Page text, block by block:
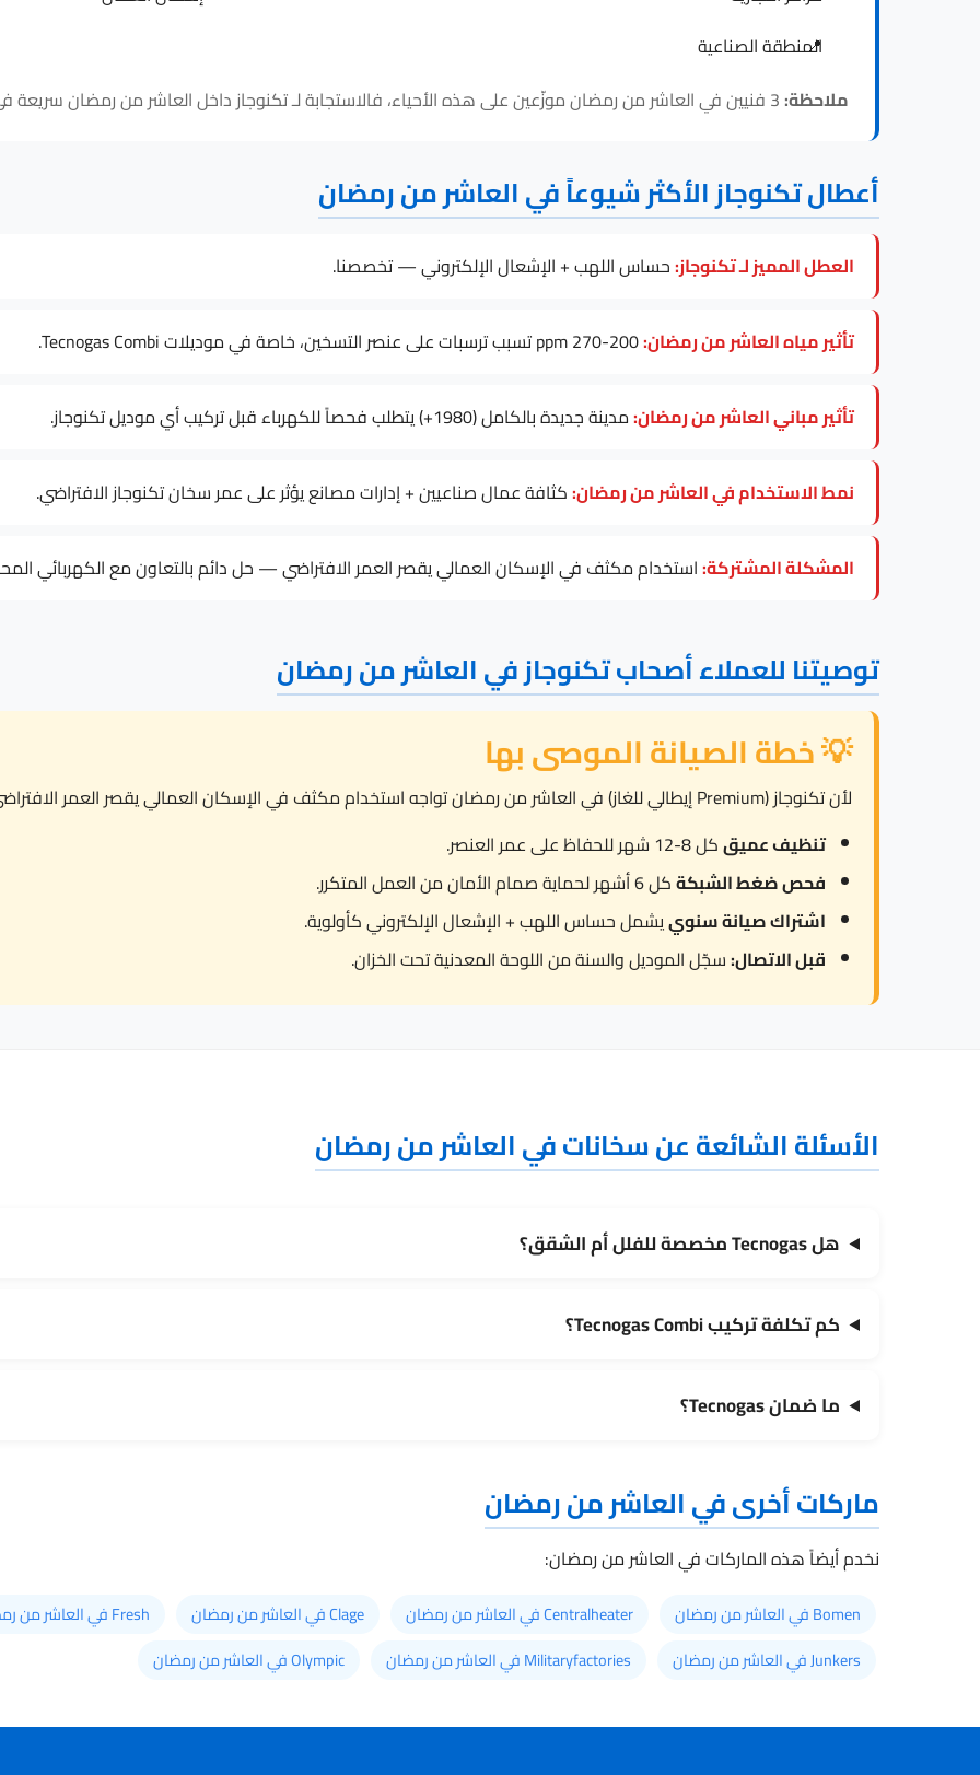
المنطقة الصناعية
ملاحظة:
أعطال تكنوجاز الأكثر شيوعاً في العاشر من رمضان
العطل المميز لـ تكنوجاز:حساس اللهب + الإشعال الإلكتروني — تخصصنا.
تأثير مياه العاشر من رمضان:
تأثير مباني العاشر من رمضان:مدينة جديدة بالكامل (1980+) يتطلب فحصاً للكهرباء قبل تركيب أي موديل تكنوجاز.
نمط الاستخدام في العاشر من رمضان:كثافة عمال صناعيين + إدارات مصانع يؤثر على عمر سخان تكنوجاز الافتراضي.
المشكلة المشتركة:استخدام مكثف في الإسكان العمالي يقصر العمر الافتراضي — حل دائم بالتعاون مع الكهربائي
توصيتنا للعملاء أصحاب تكنوجاز في العاشر من رمضان
💡 خطة الصيانة الموصى بها
لأن تكنوجاز (Premium إيطالي للغاز) في العاشر من رمضان تواجه استخدام مكثف في الإسكان العمالي يقصر العمر الافتراضي و200-270 ppm من المياه، ننصح بـ:
تنظيف عميقكل 8-12 شهر للحفاظ على عمر العنصر.
فحص ضغط الشبكةكل 6 أشهر لحماية صمام الأمان من العمل المتكرر.
اشتراك صيانة سنوييشمل حساس اللهب + الإشعال الإلكتروني كأولوية.
قبل الاتصال:سجّل الموديل والسنة من اللوحة المعدنية تحت الخزان.
الأسئلة الشائعة عن سخانات في العاشر من رمضان
هل Tecnogas مخصصة للفلل أم الشقق؟
كم تكلفة تركيب Tecnogas Combi؟
ما ضمان Tecnogas؟
ماركات أخرى في العاشر من رمضان
نخدم أيضاً هذه الماركات في العاشر من رمضان:
Bomen في العاشر من رمضان Centralheater في العاشر من رمضان Clage في العاشر من رمضان
Fresh في العاشر من رمضان
Junkers في العاشر من رمضان
Militaryfactories في العاشر من رمضان Olympic في العاشر من رمضان